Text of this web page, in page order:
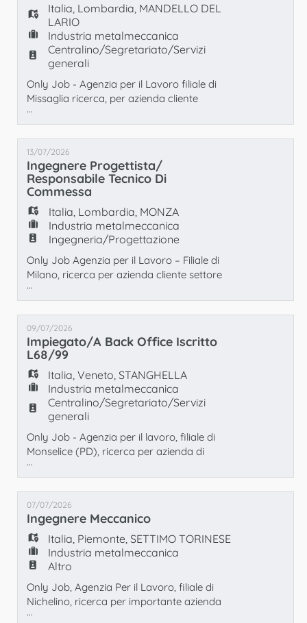
Disponibilità a lavorare full time su turni dal
Italia, Lombardia, MANDELLO DEL
LARIO
Industria metalmeccanica
Centralino/Segretariato/Servizi
generali
Only Job - Agenzia per il Lavoro filiale di
Missaglia ricerca, per azienda cliente
operante nel settore Metalmeccanica
Industria, una figura di Receptionist part
time sei ore al giorno. La figura, coordinata
dal responsabile dell'Ufficio Risorse Umane,
o Suo delegato, si occuperà delle seguenti
mansioni: - Dell'accoglienza degli ospiti e del
c
...
13/07/2026
Ingegnere Progettista/
Responsabile Tecnico Di
Commessa
Italia, Lombardia, MONZA
Industria metalmeccanica
Ingegneria/Progettazione
Only Job Agenzia per il Lavoro – Filiale di
Milano, ricerca per azienda cliente settore
carpenteria metallica, un/una INGEGNERE
PROGETTISTA/ RESPONSABILE TECNICO DI
COMMESSA. La figura ricercata si occuperà
in autonomia di seguire in autonomia le
commesse, dalla fase di preventivazione fino
alla realizzazione e al montaggio in cantiere
gestendo
...
09/07/2026
Impiegato/a Back Office Iscritto
L68/99
Italia,Veneto,STANGHELLA
Industria metalmeccanica
Centralino/Segretariato/Servizi
generali
Only Job - Agenzia per il lavoro, filiale di
Monselice (PD), ricerca per azienda di
Stanghella un/a Impiegato/a Back Office
iscritto L68/99 . Richiesta l'attitudine al
rapporto commerciale con
fornitori/clienti. Orario di lavoro: Full Time 40
ore settimanali da lunedì al venerdì. Luogo di
Lavoro: Stanghella (PD) ONLY JOB S.R.L.
Agenzia per il Lav
...
07/07/2026
Ingegnere Meccanico
Italia, Piemonte,SETTIMO TORINESE
Industria metalmeccanica
Altro
Only Job, Agenzia Per il Lavoro, filiale di
Nichelino, ricerca per importante azienda
cliente specializzata nella costruzione e
...